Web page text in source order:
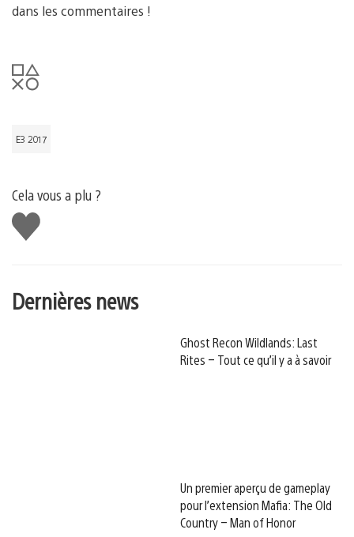
dans les commentaires !
E3 2017
Cela vous a plu ?
J'aime
Dernières news
Ghost Recon Wildlands: Last
Rites – Tout ce qu’il y a à savoir
Un premier aperçu de gameplay
pour l’extension Mafia: The Old
Country – Man of Honor